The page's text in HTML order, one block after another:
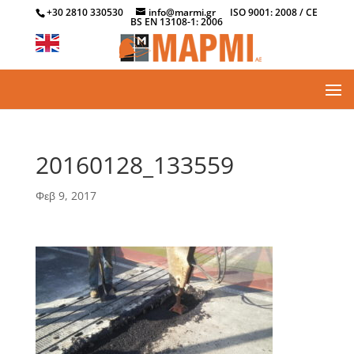
+30 2810 330530 info@marmi.gr ISO 9001: 2008 / CE
BS EN 13108-1: 2006
20160128_133559
Φεβ 9, 2017